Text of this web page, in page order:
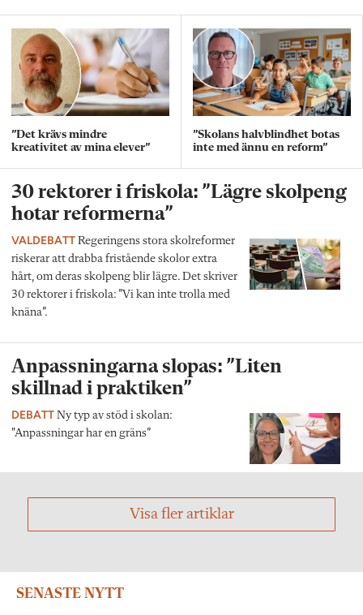
”Det krävs mindre
kreativitet av mina elever”
”Skolans halvblindhet botas
inte med ännu en reform”
30 rektorer i friskola: ”Lägre skolpeng
hotar reformerna”
VALDEBATT Regeringens stora skolreformer
riskerar att drabba fristående skolor extra
hårt, om deras skolpeng blir lägre. Det skriver
30 rektorer i friskola: ”Vi kan inte trolla med
knäna”.
Anpassningarna slopas: ”Liten
skillnad i praktiken”
DEBATT Ny typ av stöd i skolan:
"Anpassningar har en gräns”
Visa fler artiklar
SENASTE NYTT